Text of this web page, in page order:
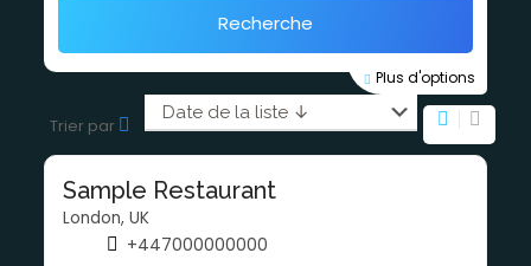
Recherche
Plus d'options
Trier par
Sample Restaurant
London, UK
+447000000000